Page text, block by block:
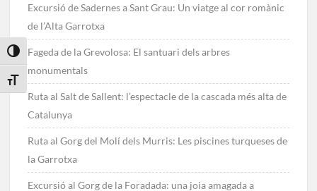
Toggle High Contrast
Toggle Font size
Excursió de Sadernes a Sant Grau: Un viatge al cor romànic
de l’Alta Garrotxa
Fageda de la Grevolosa: El santuari dels arbres
monumentals
Ruta al Salt de Sallent: l’espectacle de la cascada més alta de
Catalunya
Ruta al Gorg del Molí dels Murris: Les piscines turqueses de
la Garrotxa
Excursió al Gorg de la Foradada: una joia amagada a